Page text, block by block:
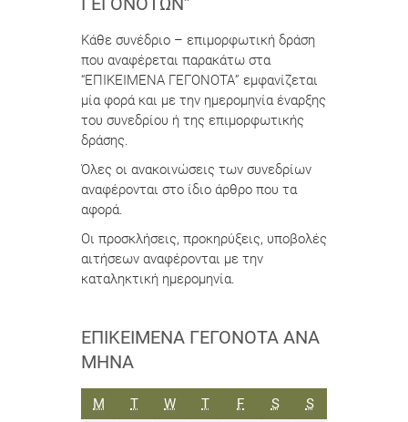
Κάθε συνέδριο – επιμορφωτική δράση
που αναφέρεται παρακάτω στα
“ΕΠΙΚΕΙΜΕΝΑ ΓΕΓΟΝΟΤΑ” εμφανίζεται
μία φορά και με την ημερομηνία έναρξης
του συνεδρίου ή της επιμορφωτικής
δράσης.
Όλες οι ανακοινώσεις των συνεδρίων
αναφέρονται στο ίδιο άρθρο που τα
αφορά.
Οι προσκλήσεις, προκηρύξεις, υποβολές
αιτήσεων αναφέρονται με την
καταληκτική ημερομηνία.
ΕΠΙΚΕΊΜΕΝΑ ΓΕΓΟΝΌΤΑ ΑΝΆ
ΜΉΝΑ
M ΔΕΥΤΈΡΑ
TΤΡΊΤΗ
WΤΕΤΆΡΤΗ
TΠΈΜΠΤΗ
FΠΑΡΑΣΚΕΥΉ
SΣΆΒΒΑΤΟ
SΚΥΡΙΑΚΉ